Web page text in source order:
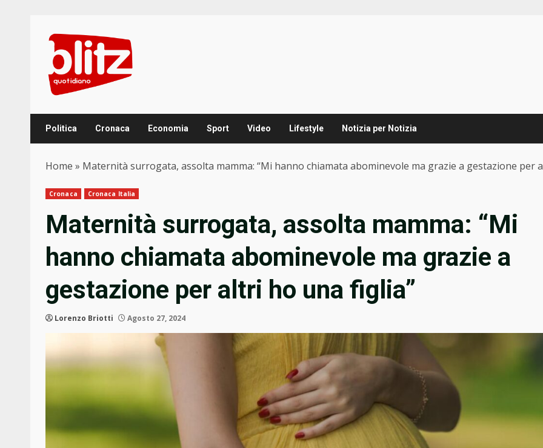
content
Politica Cronaca Economia Sport Video Lifestyle Notizia per Notizia
Home » Maternità surrogata, assolta mamma: “Mi hanno chiamata abominevole ma grazie a gestazione per
Cronaca Cronaca Italia
Maternità surrogata, assolta mamma: “Mi
hanno chiamata abominevole ma grazie a
gestazione per altri ho una figlia”
Lorenzo Briotti Agosto 27, 2024